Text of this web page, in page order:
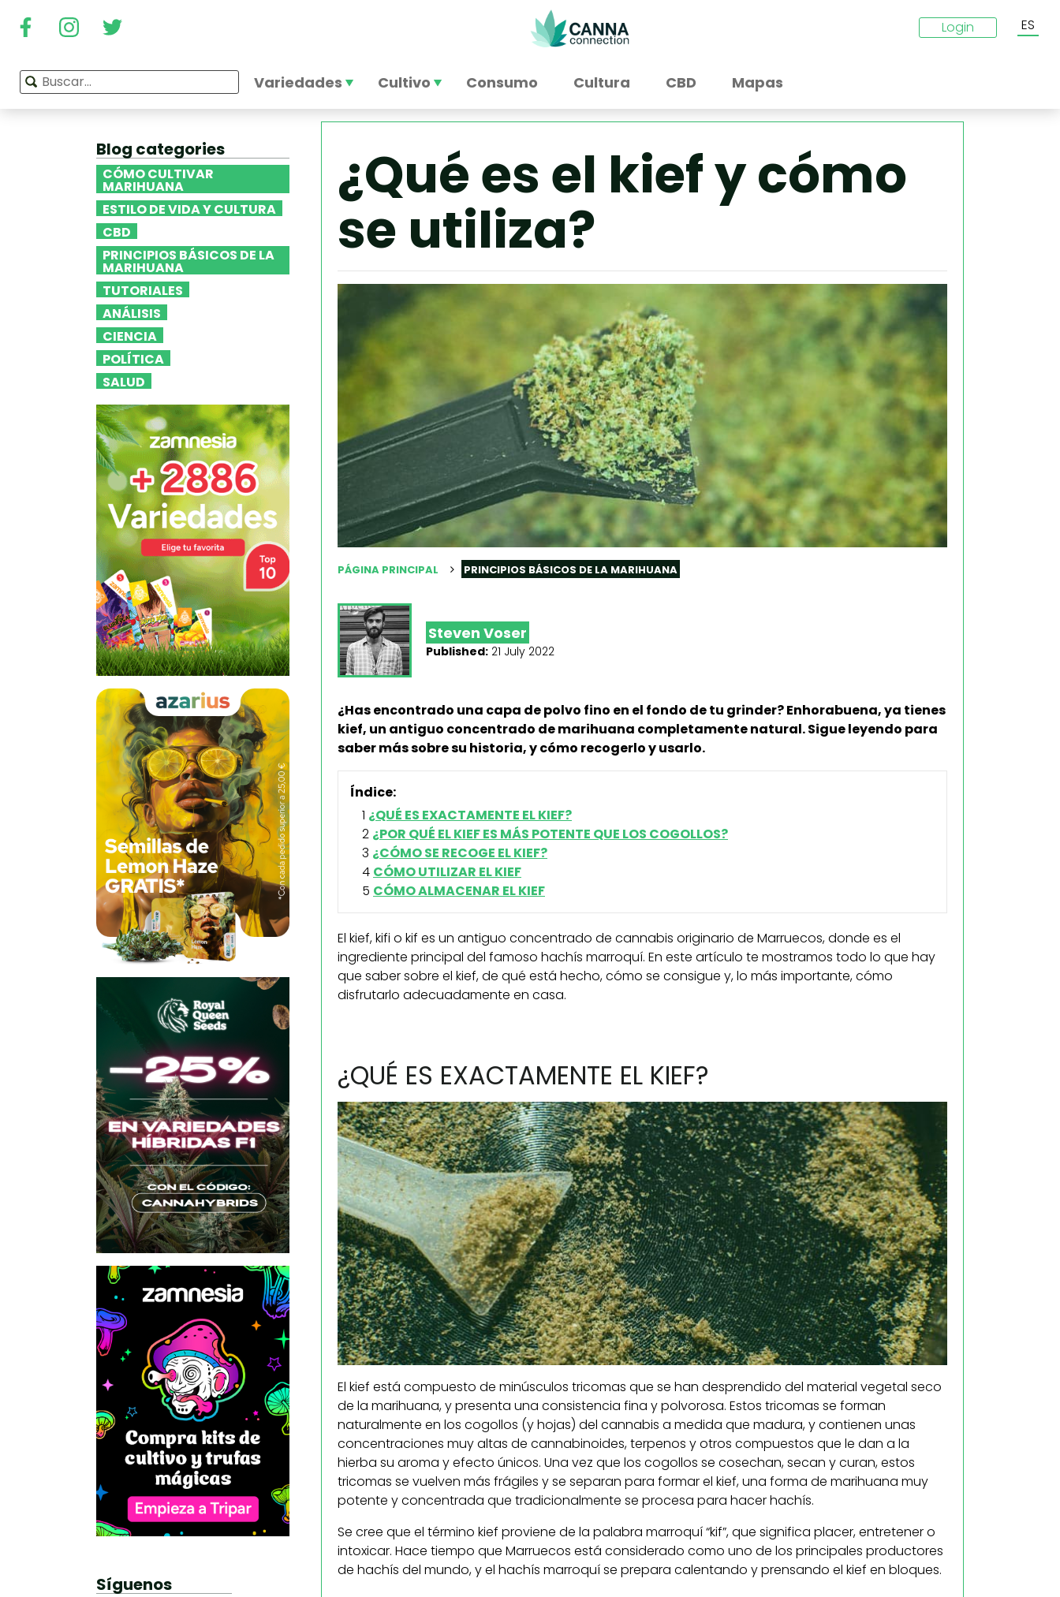
Login ES
Variedades Cultivo Consumo Cultura CBD Mapas
Blog categories
CÓMO CULTIVAR
MARIHUANA
ESTILO DE VIDA Y CULTURA
CBD
PRINCIPIOS BÁSICOS DE LA
MARIHUANA
TUTORIALES
ANÁLISIS
CIENCIA
POLÍTICA
SALUD
Síguenos
¿Qué es el kief y cómo
se utiliza?
PÁGINA PRINCIPAL PRINCIPIOS BÁSICOS DE LA MARIHUANA
Steven Voser
Published: 21 July 2022
¿Has encontrado una capa de polvo fino en el fondo de tu grinder? Enhorabuena, ya tienes
kief, un antiguo concentrado de marihuana completamente natural. Sigue leyendo para
saber más sobre su historia, y cómo recogerlo y usarlo.
Índice:
¿QUÉ ES EXACTAMENTE EL KIEF?
¿POR QUÉ EL KIEF ES MÁS POTENTE QUE LOS COGOLLOS?
¿CÓMO SE RECOGE EL KIEF?
CÓMO UTILIZAR EL KIEF
CÓMO ALMACENAR EL KIEF
El kief, kifi o kif es un antiguo concentrado de cannabis originario de Marruecos, donde es el
ingrediente principal del famoso hachís marroquí. En este artículo te mostramos todo lo que hay
que saber sobre el kief, de qué está hecho, cómo se consigue y, lo más importante, cómo
disfrutarlo adecuadamente en casa.
¿QUÉ ES EXACTAMENTE EL KIEF?
El kief está compuesto de minúsculos tricomas que se han desprendido del material vegetal seco
de la marihuana, y presenta una consistencia fina y polvorosa. Estos tricomas se forman
naturalmente en los cogollos (y hojas) del cannabis a medida que madura, y contienen unas
concentraciones muy altas de cannabinoides, terpenos y otros compuestos que le dan a la
hierba su aroma y efecto únicos. Una vez que los cogollos se cosechan, secan y curan, estos
tricomas se vuelven más frágiles y se separan para formar el kief, una forma de marihuana muy
potente y concentrada que tradicionalmente se procesa para hacer hachís.
Se cree que el término kief proviene de la palabra marroquí “kif”, que significa placer, entretener o
intoxicar. Hace tiempo que Marruecos está considerado como uno de los principales productores
de hachís del mundo, y el hachís marroquí se prepara calentando y prensando el kief en bloques.